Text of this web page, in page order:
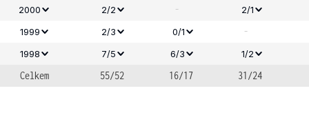
2000
2/2 -
2/1
1999
2/3 0/1 -
1998 7/5 6/3 1/2
Celkem 55/52 16/17 31/24